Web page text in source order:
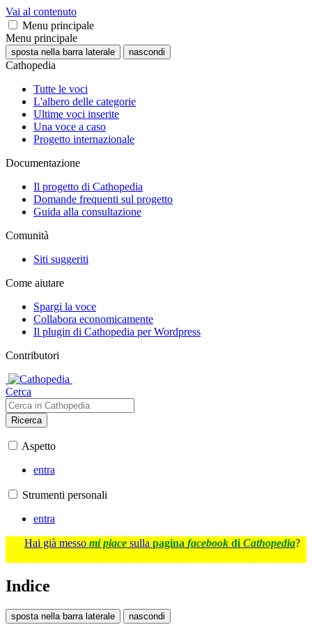
Vai al contenuto
Menu principale
Menu principale
sposta nella barra laterale nascondi
Cathopedia
Tutte le voci
L'albero delle categorie
Ultime voci inserite
Una voce a caso
Progetto internazionale
Documentazione
Il progetto di Cathopedia
Domande frequenti sul progetto
Guida alla consultazione
Comunità
Siti suggeriti
Come aiutare
Spargi la voce
Collabora economicamente
Il plugin di Cathopedia per Wordpress
Contributori
Cerca
Ricerca
Aspetto
entra
Strumenti personali
entra
Hai già messo mi piace sulla pagina facebook di Cathopedia?
Indice
sposta nella barra laterale nascondi